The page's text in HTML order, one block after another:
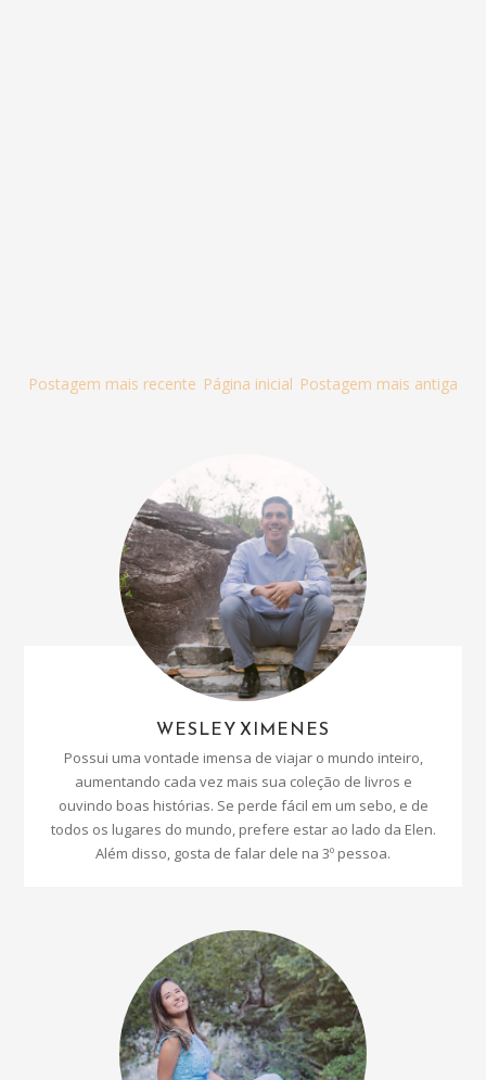
Postagem mais recente Postagem mais antiga
Página inicial
WESLEY XIMENES
Possui uma vontade imensa de viajar o mundo inteiro,
aumentando cada vez mais sua coleção de livros e
ouvindo boas histórias. Se perde fácil em um sebo, e de
todos os lugares do mundo, prefere estar ao lado da Elen.
Além disso, gosta de falar dele na 3º pessoa.